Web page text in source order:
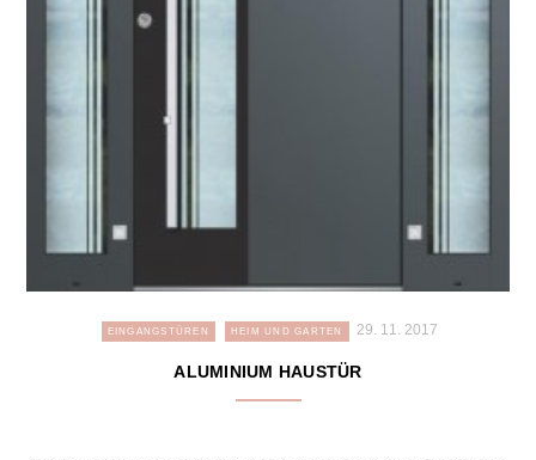
EINGANGSTÜREN HEIM UND GARTEN 29. 11. 2017
ALUMINIUM HAUSTÜR